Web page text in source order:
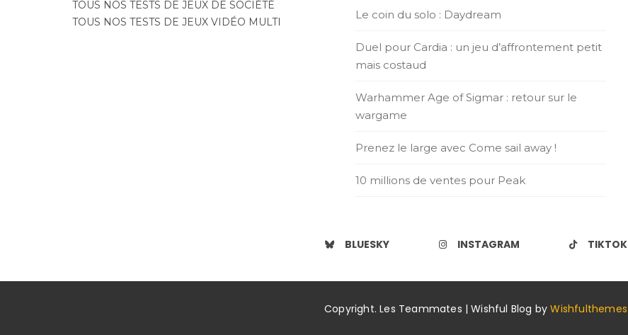
TOUS NOS TESTS DE JEUX DE SOCIÉTÉ
TOUS NOS TESTS DE JEUX VIDÉO MULTI
Le coin du solo : Daydream
Duel pour Cardia : un jeu d’affrontement petit
mais costaud
Warhammer Age of Sigmar : retour sur le
wargame
Prenez le large avec Come sail away !
10 millions de ventes pour Peak
BLUESKY INSTAGRAM TIKTOK
Copyright. Les Teammates | Wishful Blog byWishfulthemes